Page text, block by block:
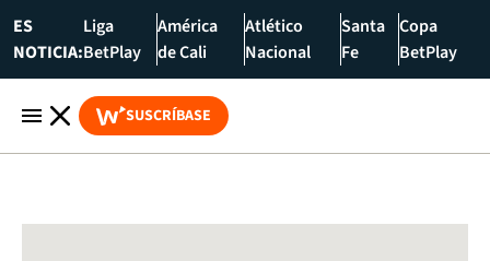
ES
NOTICIA:
Liga
BetPlay
América
de Cali
Atlético
Nacional
Santa
Fe
Copa
BetPlay
SUSCRÍBASE